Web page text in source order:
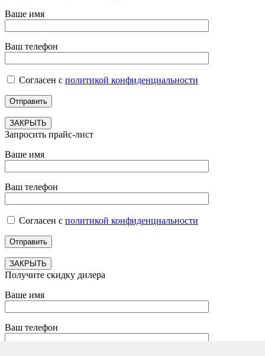
Ваше имя
Ваш телефон
Согласен с политикой конфиденциальности
ЗАКРЫТЬ
Запросить прайс-лист
Ваше имя
Ваш телефон
Согласен с политикой конфиденциальности
ЗАКРЫТЬ
Получите скидку дилера
Ваше имя
Ваш телефон